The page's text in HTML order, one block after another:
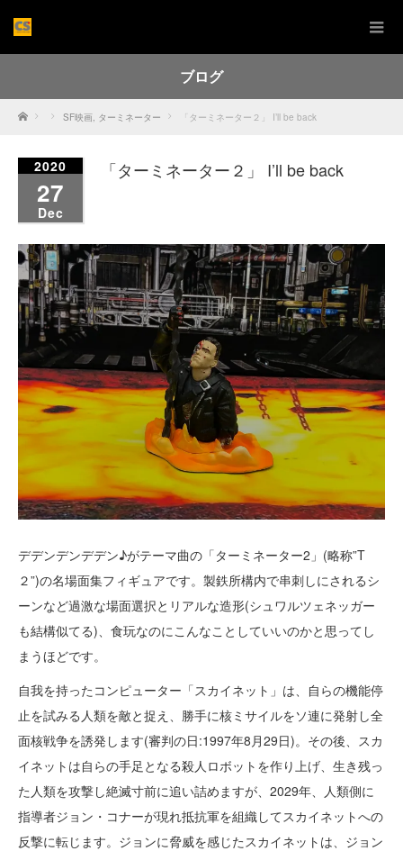
ブログ
Home SF映画, ターミネーター 「ターミネーター２」 I’ll be back
2020
27
Dec
「ターミネーター２」 I’ll be back
デデンデンデデン♪がテーマ曲の「ターミネーター2」(略称”T
２”)の名場面集フィギュアです。製鉄所構内で串刺しにされるシ
ーンなど過激な場面選択とリアルな造形(シュワルツェネッガー
も結構似てる)、食玩なのにこんなことしていいのかと思ってし
まうほどです。
自我を持ったコンピューター「スカイネット」は、自らの機能停
止を試みる人類を敵と捉え、勝手に核ミサイルをソ連に発射し全
面核戦争を誘発します(審判の日:1997年8月29日)。その後、スカ
イネットは自らの手足となる殺人ロボットを作り上げ、生き残っ
た人類を攻撃し絶滅寸前に追い詰めますが、2029年、人類側に
指導者ジョン・コナーが現れ抵抗軍を組織してスカイネットへの
反撃に転じます。ジョンに脅威を感じたスカイネットは、ジョン